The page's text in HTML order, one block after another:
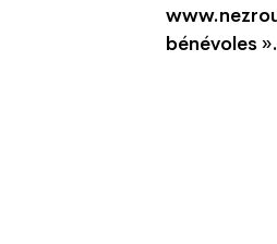
bénévoles ».